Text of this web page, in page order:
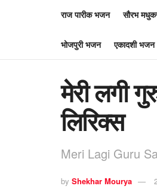
राज पारीक भजन सौरभ
भोजपुरी भजन एकादशी भजन
मेरी लगी
लिरिक्स
Meri Lagi Guru
by Shekhar Mourya